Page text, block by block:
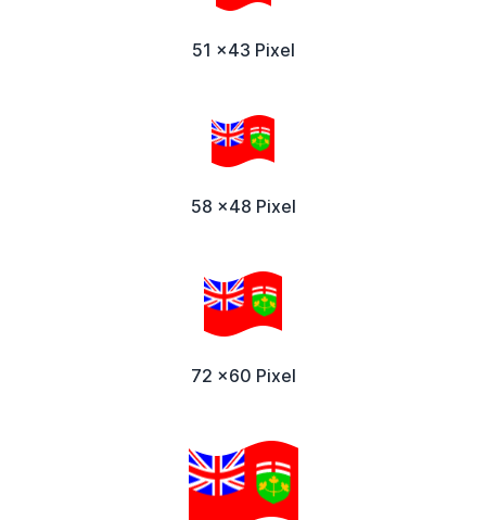
51 x43 Pixel
58 x48 Pixel
72 x60 Pixel